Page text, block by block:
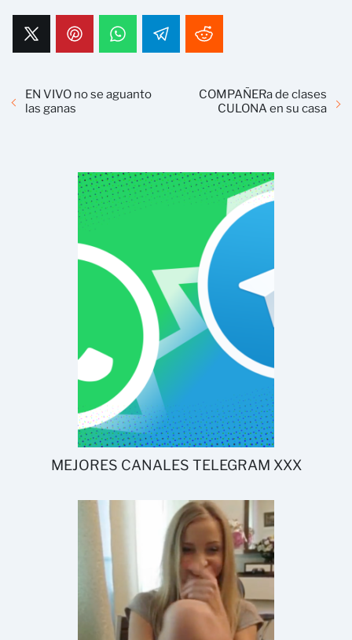
EN VIVO no se aguanto
las ganas
COMPAÑERa de clases
CULONA en su casa
MEJORES CANALES TELEGRAM XXX